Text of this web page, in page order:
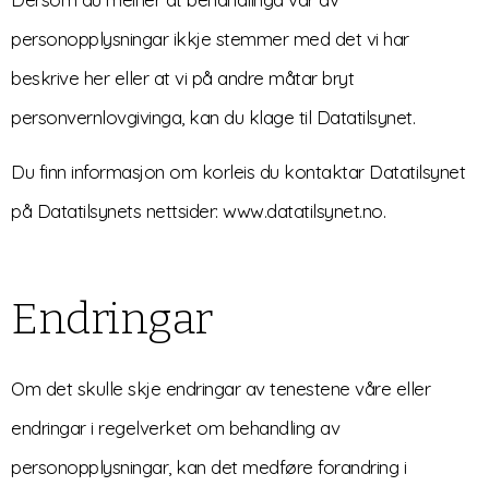
personopplysningar ikkje stemmer med det vi har
beskrive her eller at vi på andre måtar bryt
personvernlovgivinga, kan du klage til Datatilsynet.
Du finn informasjon om korleis du kontaktar Datatilsynet
på Datatilsynets nettsider: www.datatilsynet.no.
Endringar
Om det skulle skje endringar av tenestene våre eller
endringar i regelverket om behandling av
personopplysningar, kan det medføre forandring i